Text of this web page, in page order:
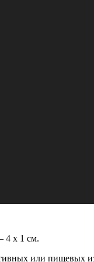
4 х 1 см.
или пищевых